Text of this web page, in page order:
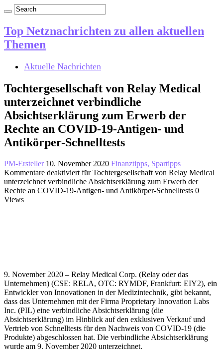
Top Netznachrichten zu allen aktuellen
Themen
Aktuelle Nachrichten
Tochtergesellschaft von Relay Medical
unterzeichnet verbindliche
Absichtserklärung zum Erwerb der
Rechte an COVID-19-Antigen- und
Antikörper-Schnelltests
PM-Ersteller 10. November 2020 Finanztipps, Spartipps
Kommentare deaktiviert für Tochtergesellschaft von Relay Medical
unterzeichnet verbindliche Absichtserklärung zum Erwerb der
Rechte an COVID-19-Antigen- und Antikörper-Schnelltests 0
Views
9. November 2020 – Relay Medical Corp. (Relay oder das
Unternehmen) (CSE: RELA, OTC: RYMDF, Frankfurt: EIY2), ein
Entwickler von Innovationen in der Medizintechnik, gibt bekannt,
dass das Unternehmen mit der Firma Proprietary Innovation Labs
Inc. (PIL) eine verbindliche Absichtserklärung (die
Absichtserklärung) im Hinblick auf den exklusiven Verkauf und
Vertrieb von Schnelltests für den Nachweis von COVID-19 (die
Produkte) abgeschlossen hat. Die verbindliche Absichtserklärung
wurde am 9. November 2020 unterzeichnet.